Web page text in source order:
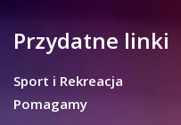
Przydatne linki
Sport i Rekreacja
Pomagamy